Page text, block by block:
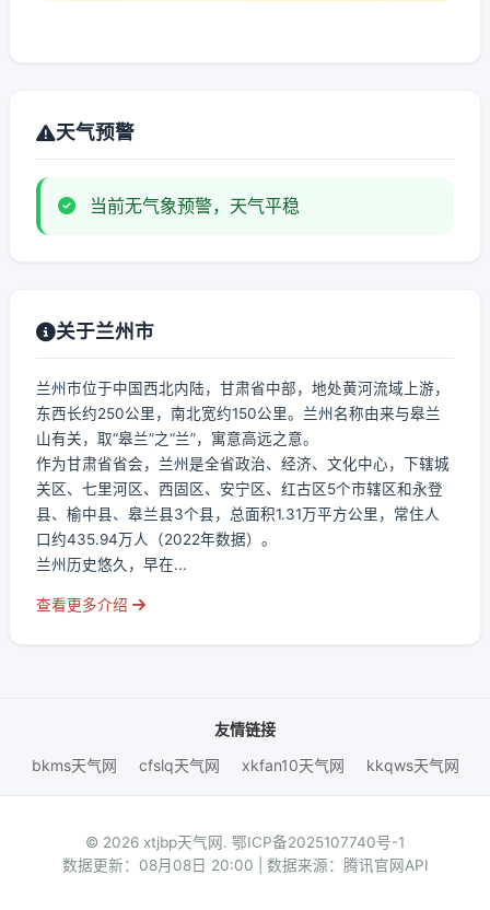
天气预警
当前无气象预警，天气平稳
关于兰州市
兰州市位于中国西北内陆，甘肃省中部，地处黄河流域上游，
东西长约250公里，南北宽约150公里。兰州名称由来与皋兰
山有关，取“皋兰”之“兰”，寓意高远之意。
作为甘肃省省会，兰州是全省政治、经济、文化中心，下辖城
关区、七里河区、西固区、安宁区、红古区5个市辖区和永登
县、榆中县、皋兰县3个县，总面积1.31万平方公里，常住人
口约435.94万人（2022年数据）。
兰州历史悠久，早在...
查看更多介绍
友情链接
bkms天气网
cfslq天气网 xkfan10天气网 kkqws天气网
© 2026 xtjbp天气网. 鄂ICP备2025107740号-1
数据更新：08月08日 20:00 | 数据来源：腾讯官网API